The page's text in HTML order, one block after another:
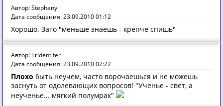
Автор: Stephany
Дата сообщения: 23.09.2010 01:12
Хорошо. Зато "меньше знаешь - крепче спишь"
Автор: Tridentifer
Дата сообщения: 23.09.2010 02:22
Плохо быть неучем, часто ворочаешься и не можешь
заснуть от одолевающих вопросов! "Ученье - свет, а
неученье... мягкий полумрак"